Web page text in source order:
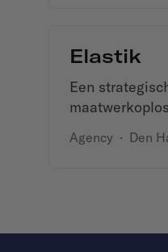
Elastik
Een
Agency · Den